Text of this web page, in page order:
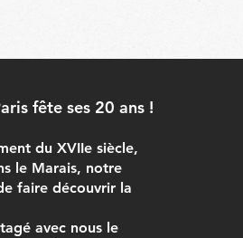
fête ses 20 ans !
du XVIIe siècle,
le Marais, notre
faire découvrir la
avec nous le